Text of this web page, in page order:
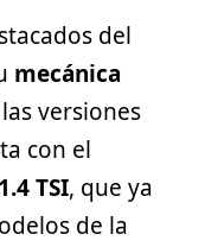
del
mecánica
versiones
con el
TSI, que ya
de la